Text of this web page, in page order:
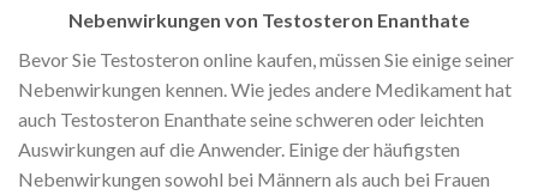
Nebenwirkungen von Testosteron Enanthate
Bevor Sie Testosteron online kaufen, müssen Sie einige seiner
Nebenwirkungen kennen. Wie jedes andere Medikament hat
auch Testosteron Enanthate seine schweren oder leichten
Auswirkungen auf die Anwender. Einige der häufigsten
Nebenwirkungen sowohl bei Männern als auch bei Frauen